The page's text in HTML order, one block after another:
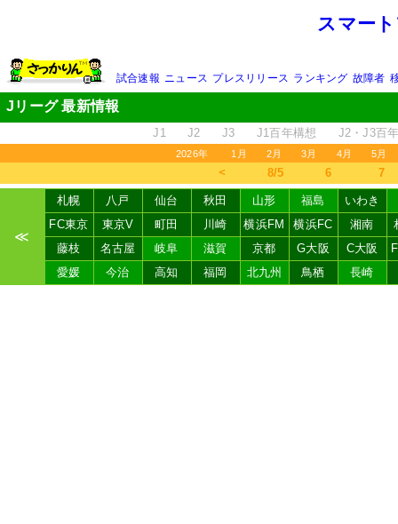
スマー
試合速報 ニュース プレスリリース ランキング 故障者
Jリーグ 最新情報
J1 J2 J3 J1百年構想 J2・J3百
2026年 1月 2月 3月 4月 5月
＜ 8/5 6 7
≪
札幌 八戸 仙台 秋田 山形 福島
いわき
FC東京
東京V 町田 川崎 横浜FM 横浜FC 湘南
藤枝
名古屋 岐阜 滋賀 京都 G大阪 C大阪
愛媛
今治 高知 福岡 北九州 鳥栖 長崎